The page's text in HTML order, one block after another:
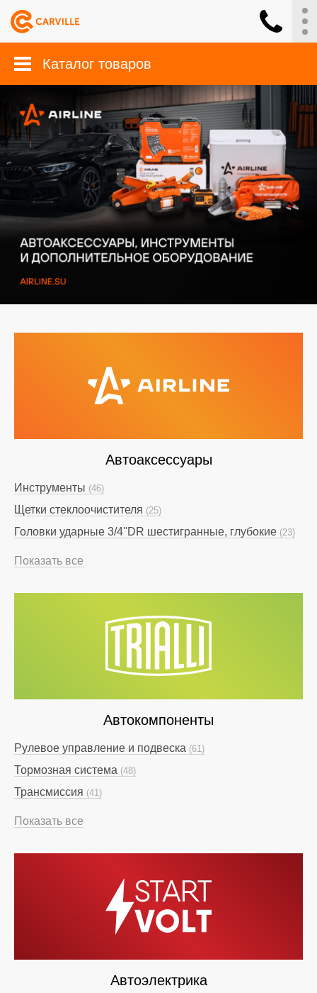
Каталог товаров
Автоаксессуары
Инструменты (46)
Щетки стеклоочистителя (25)
Головки ударные 3/4''DR шестигранные, глубокие (23)
Показать все
Автокомпоненты
Рулевое управление и подвеска (61)
Тормозная система (48)
Трансмиссия (41)
Показать все
Автоэлектрика